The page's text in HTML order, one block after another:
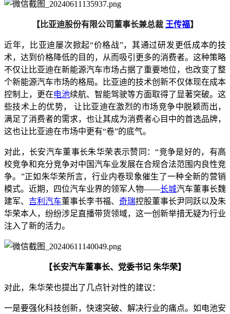
【比亚迪股份有限公司董事长兼总裁 王传福】
近年，比亚迪屡次掀起“价格战”，其通过研发更低成本的技
术，达到价格降低的目的，从而吸引更多的消费者。这种策略
不仅让比亚迪在新能源汽车市场占据了重要地位，也改变了整
个新能源汽车市场的格局。比亚迪的技术创新不仅体现在成本
控制上，更在电池续航、智能驾驶等方面取得了显著突破。这
些技术上的优势， 让比亚迪在激烈的市场竞争中脱颖而出，
满足了消费者的需求，也让其成为消费者心目中的首选品牌，
这也让比亚迪在市场中更有“卷”的底气。
对此，长安汽车董事长朱华荣表示赞同：“竞争是好的，有高
校竞争和充分竞争对中国汽车业发展在合规合法范围内良性竞
争。”正如朱华荣所言，行业内卷现象催生了一种全新的营销
模式。近期，四位汽车业界的领军人物——长城汽车董事长魏
建军、 吉利汽车董事长李书福、 奇瑞控股董事长尹同跃以及朱
华荣本人，纷纷涉足直播带货领域，这一创新举措无疑为行业
注入了新的活力。
【长安汽车董事长、党委书记 朱华荣】
对此，朱华荣也提出了几点针对性的建议：
一是要强化科技创新，快速突破、解决行业的痛点。如电池安